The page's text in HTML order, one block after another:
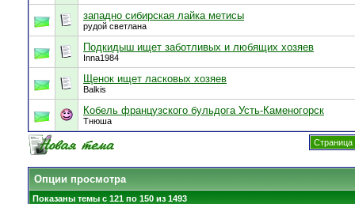
западно сибирская лайка метисы
рудой светлана
Подкидыш ищет заботливых и любящих хозяев
Inna1984
Щенок ищет ласковых хозяев
Balkis
Кобель французского бульдога Усть-Каменогорск
Тнюша
Страница
Опции просмотра
Показаны темы с 121 по 150 из 1493